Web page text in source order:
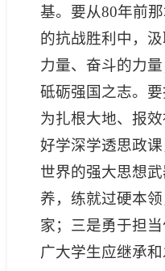
基。要从80年前
的抗战胜利中，
力量、奋斗的力量
砥砺强国之志。
为扎根大地、报
好学深学透思政
世界的强大思想
养，练就过硬本
家；三是勇于担当
广大学生应继承